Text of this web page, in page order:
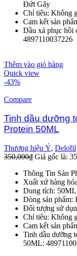
Đứt Gãy
Chỉ tiêu: Không
Cam kết sản
Dầu xả phục hồi
4897110037226
Thêm vào giỏ hàng
Quick view
-43%
Compare
Tinh dầu dưỡng
Protein 50ML
Thương hiệu Ý, Delofil
350,000₫ Giá gốc là:
Thông Tin Sản
Xuất xứ hàng
Dung tích: 50ML
Dòng sản
Đối tượng sử
Chỉ tiêu: Không
Cam kết sản
Tinh dầu dưỡng
50ML: